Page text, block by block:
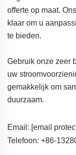
offerte op maat.
klaar om u
te bieden.
Gebruik onze zeer
uw
gemakkelijk om
duurzaam.
Email: [email
Telefoon: +86-